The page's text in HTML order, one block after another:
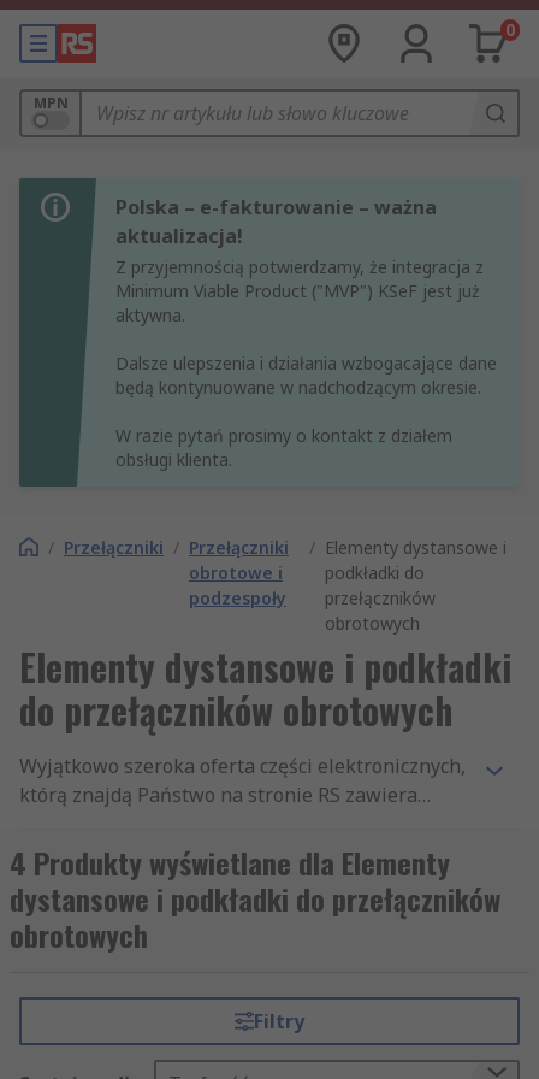
0
MPN
Polska – e-fakturowanie – ważna
aktualizacja!
Z przyjemnością potwierdzamy, że integracja z
Minimum Viable Product ("MVP") KSeF jest już
aktywna.
Dalsze ulepszenia i działania wzbogacające dane
będą kontynuowane w nadchodzącym okresie.
W razie pytań prosimy o kontakt z działem
obsługi klienta.
/ Przełączniki / Przełączniki
obrotowe i
podzespoły
/ Elementy dystansowe i
podkładki do
przełączników
obrotowych
Elementy dystansowe i podkładki
do przełączników obrotowych
Wyjątkowo szeroka oferta części elektronicznych,
którą znajdą Państwo na stronie RS zawiera
podzielonego na takie sekcje, jak: Przełączniki
DIP i SIP, Przełączniki dotykowe i akcesoria i
Elementy dystansowe do przełączników
pokrętnych. Posiadamy najwyższej jakości
dystansowe do przełączników pokrętnych, jaki
dostępny jest na rynku. Oferujemy również
tysiące innych uznanych produktów z sekcji
4 Produkty wyświetlane dla Elementy
dystansowe i podkładki do przełączników
obrotowych
Filtry